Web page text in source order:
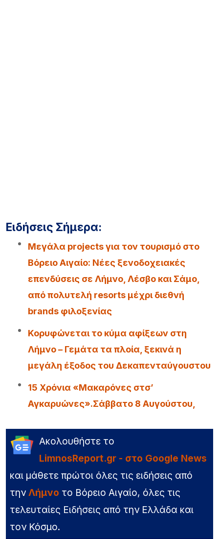
Ειδήσεις Σήμερα:
Μεγάλα projects για τον τουρισμό στο
Βόρειο Αιγαίο: Νέες ξενοδοχειακές
επενδύσεις σε Λήμνο, Λέσβο και Σάμο,
από πολυτελή resorts μέχρι διεθνή
brands φιλοξενίας
Κορυφώνεται το κύμα αφίξεων στη
Λήμνο – Γεμάτα τα πλοία, ξεκινά η
μεγάλη έξοδος του Δεκαπενταύγουστου
15 Χρόνια «Μακαρόνες στσ’
Αγκαρυώνες».Σάββατο 8 Αυγούστου,
Ακολουθήστε το
LimnosReport.gr - στο Google News
και μάθετε πρώτοι όλες τις ειδήσεις από
την Λήμνο το Βόρειο Αιγαίο, όλες τις
τελευταίες Ειδήσεις από την Ελλάδα και
τον Κόσμο.